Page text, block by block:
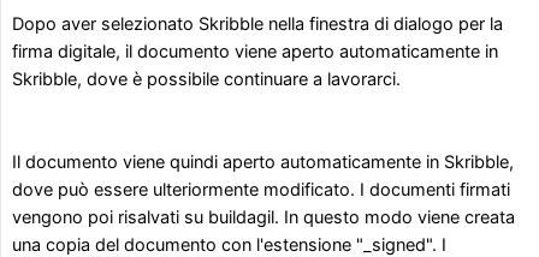
Dopo aver selezionato Skribble nella finestra di dialogo per la
firma digitale, il documento viene aperto automaticamente in
Skribble, dove è possibile continuare a lavorarci.
Il documento viene quindi aperto automaticamente in Skribble,
dove può essere ulteriormente modificato. I documenti firmati
vengono poi risalvati su buildagil. In questo modo viene creata
una copia del documento con l'estensione "_signed". I